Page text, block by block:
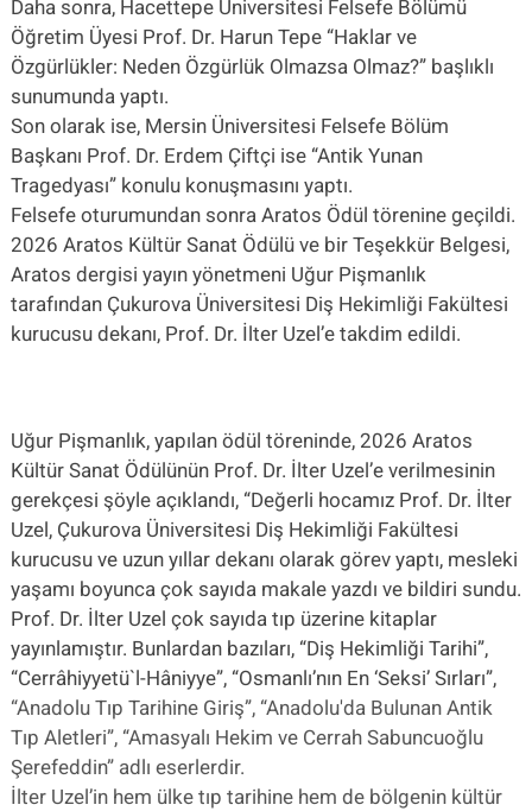
Daha sonra, Hacettepe Üniversitesi Felsefe Bölümü
Öğretim Üyesi Prof. Dr. Harun Tepe “Haklar ve
Özgürlükler: Neden Özgürlük Olmazsa Olmaz?” başlıklı
sunumunda yaptı.
Son olarak ise, Mersin Üniversitesi Felsefe Bölüm
Başkanı Prof. Dr. Erdem Çiftçi ise “Antik Yunan
Tragedyası” konulu konuşmasını yaptı.
Felsefe oturumundan sonra Aratos Ödül törenine geçildi.
2026 Aratos Kültür Sanat Ödülü ve bir Teşekkür Belgesi,
Aratos dergisi yayın yönetmeni Uğur Pişmanlık
tarafından Çukurova Üniversitesi Diş Hekimliği Fakültesi
kurucusu dekanı, Prof. Dr. İlter Uzel’e takdim edildi.
Uğur Pişmanlık, yapılan ödül töreninde, 2026 Aratos
Kültür Sanat Ödülünün Prof. Dr. İlter Uzel’e verilmesinin
gerekçesi şöyle açıklandı, “Değerli hocamız Prof. Dr. İlter
Uzel, Çukurova Üniversitesi Diş Hekimliği Fakültesi
kurucusu ve uzun yıllar dekanı olarak görev yaptı, mesleki
yaşamı boyunca çok sayıda makale yazdı ve bildiri sundu.
Prof. Dr. İlter Uzel çok sayıda tıp üzerine kitaplar
yayınlamıştır. Bunlardan bazıları, “Diş Hekimliği Tarihi”,
“Cerrâhiyyetü`l-Hâniyye”, “Osmanlı’nın En ‘Seksi’ Sırları”,
“Anadolu Tıp Tarihine Giriş”, “Anadolu'da Bulunan Antik
Tıp Aletleri”, “Amasyalı Hekim ve Cerrah Sabuncuoğlu
Şerefeddin” adlı eserlerdir.
İlter Uzel’in hem ülke tıp tarihine hem de bölgenin kültür